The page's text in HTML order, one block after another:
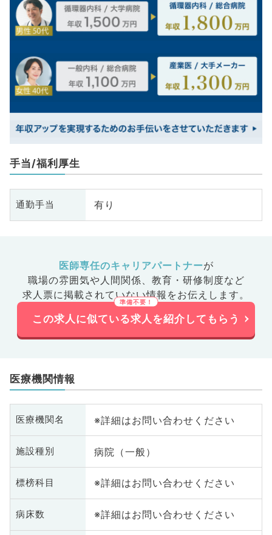
手当/福利厚生
通勤手当 有り
医師専任のキャリアパートナーが
職場の雰囲気や人間関係、 教育・研修制度など
求人票に掲載されていない情報をお伝えします。
この求人に似ている求人を紹介してもらう
医療機関情報
医療機関名 ※詳細はお問い合わせください
施設種別 病院（一般）
標榜科目 ※詳細はお問い合わせください
病床数 ※詳細はお問い合わせください